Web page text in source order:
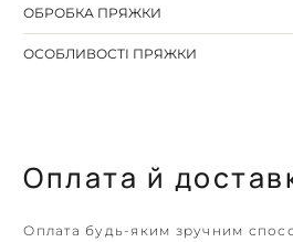
ОБРОБКА ПРЯЖКИ
ОСОБЛИВОСТІ ПРЯЖКИ
Оплата й
Оплата будь-яким зручним